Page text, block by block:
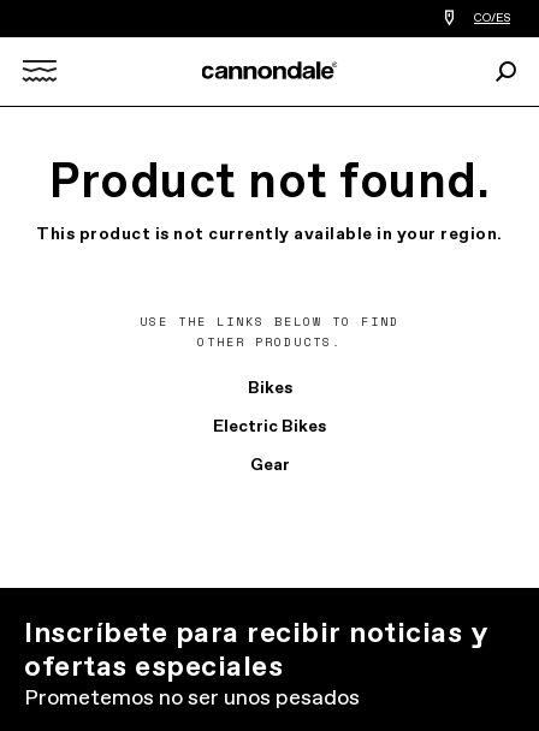
Encontrar
tiedas
bicicletas
de
CO/ES
Product not found.
This product is not currently available in your region.
USE THE LINKS BELOW TO FIND
OTHER PRODUCTS.
Bikes
Electric Bikes
Gear
Inscríbete para recibir noticias y
ofertas especiales
Prometemos no ser unos pesados